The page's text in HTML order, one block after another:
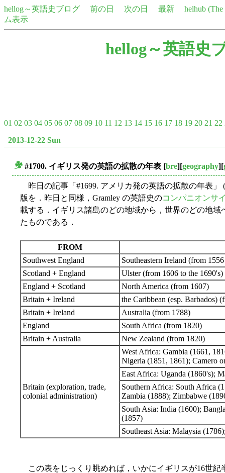
hellog～英語史ブログ 前の日 次の日 最新
helhub
ム表示
hellog～英語史
01 02 03 04 05 06 07 08 09 10 11 12 13 14 15 16 17 18 19 20 21 22
2013-12-22 Sun
#1700. イギリス発の英語の拡散の年表 [bre][geography][
昨日の記事「#1699. アメリカ発の英語の拡散の年表」 (
版を．昨日と同様，Gramley の英語史のコンパニオンサ
載する．イギリス諸島のどの地域から，世界のどの地
たものである．
FROM
Southwest England
Southeastern Ireland (from
Scotland + England
Ulster (from 1606 to the 1690's)
England + Scotland
North America (from 1607)
Britain + Ireland
the Caribbean (esp. Barbados)
Britain + Ireland
Australia (from 1788)
England
South Africa (from 1820)
Britain + Australia
New Zealand (from 1820)
Britain (exploration, trade,
colonial administration)
West Africa: Gambia (1661,
Nigeria (1851, 1861); Camero
East Africa: Uganda (1860's);
Southern Africa: South Africa
Zambia (1888); Zimbabwe
South Asia: India (1600);
(1857)
Southeast Asia: Malaysia
この表をじっくり眺めれば，いかにイギリスが16世紀